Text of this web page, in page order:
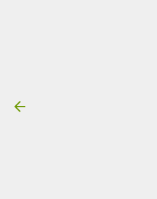
Trilha sonora: